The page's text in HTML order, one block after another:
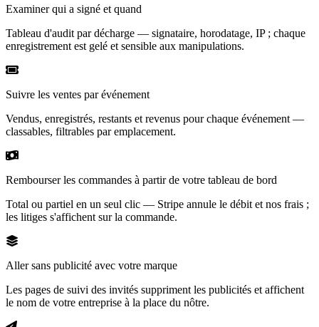
Examiner qui a signé et quand
Tableau d'audit par décharge — signataire, horodatage, IP ; chaque
enregistrement est gelé et sensible aux manipulations.
Suivre les ventes par événement
Vendus, enregistrés, restants et revenus pour chaque événement —
classables, filtrables par emplacement.
Rembourser les commandes à partir de votre tableau de bord
Total ou partiel en un seul clic — Stripe annule le débit et nos frais ;
les litiges s'affichent sur la commande.
Aller sans publicité avec votre marque
Les pages de suivi des invités suppriment les publicités et affichent
le nom de votre entreprise à la place du nôtre.